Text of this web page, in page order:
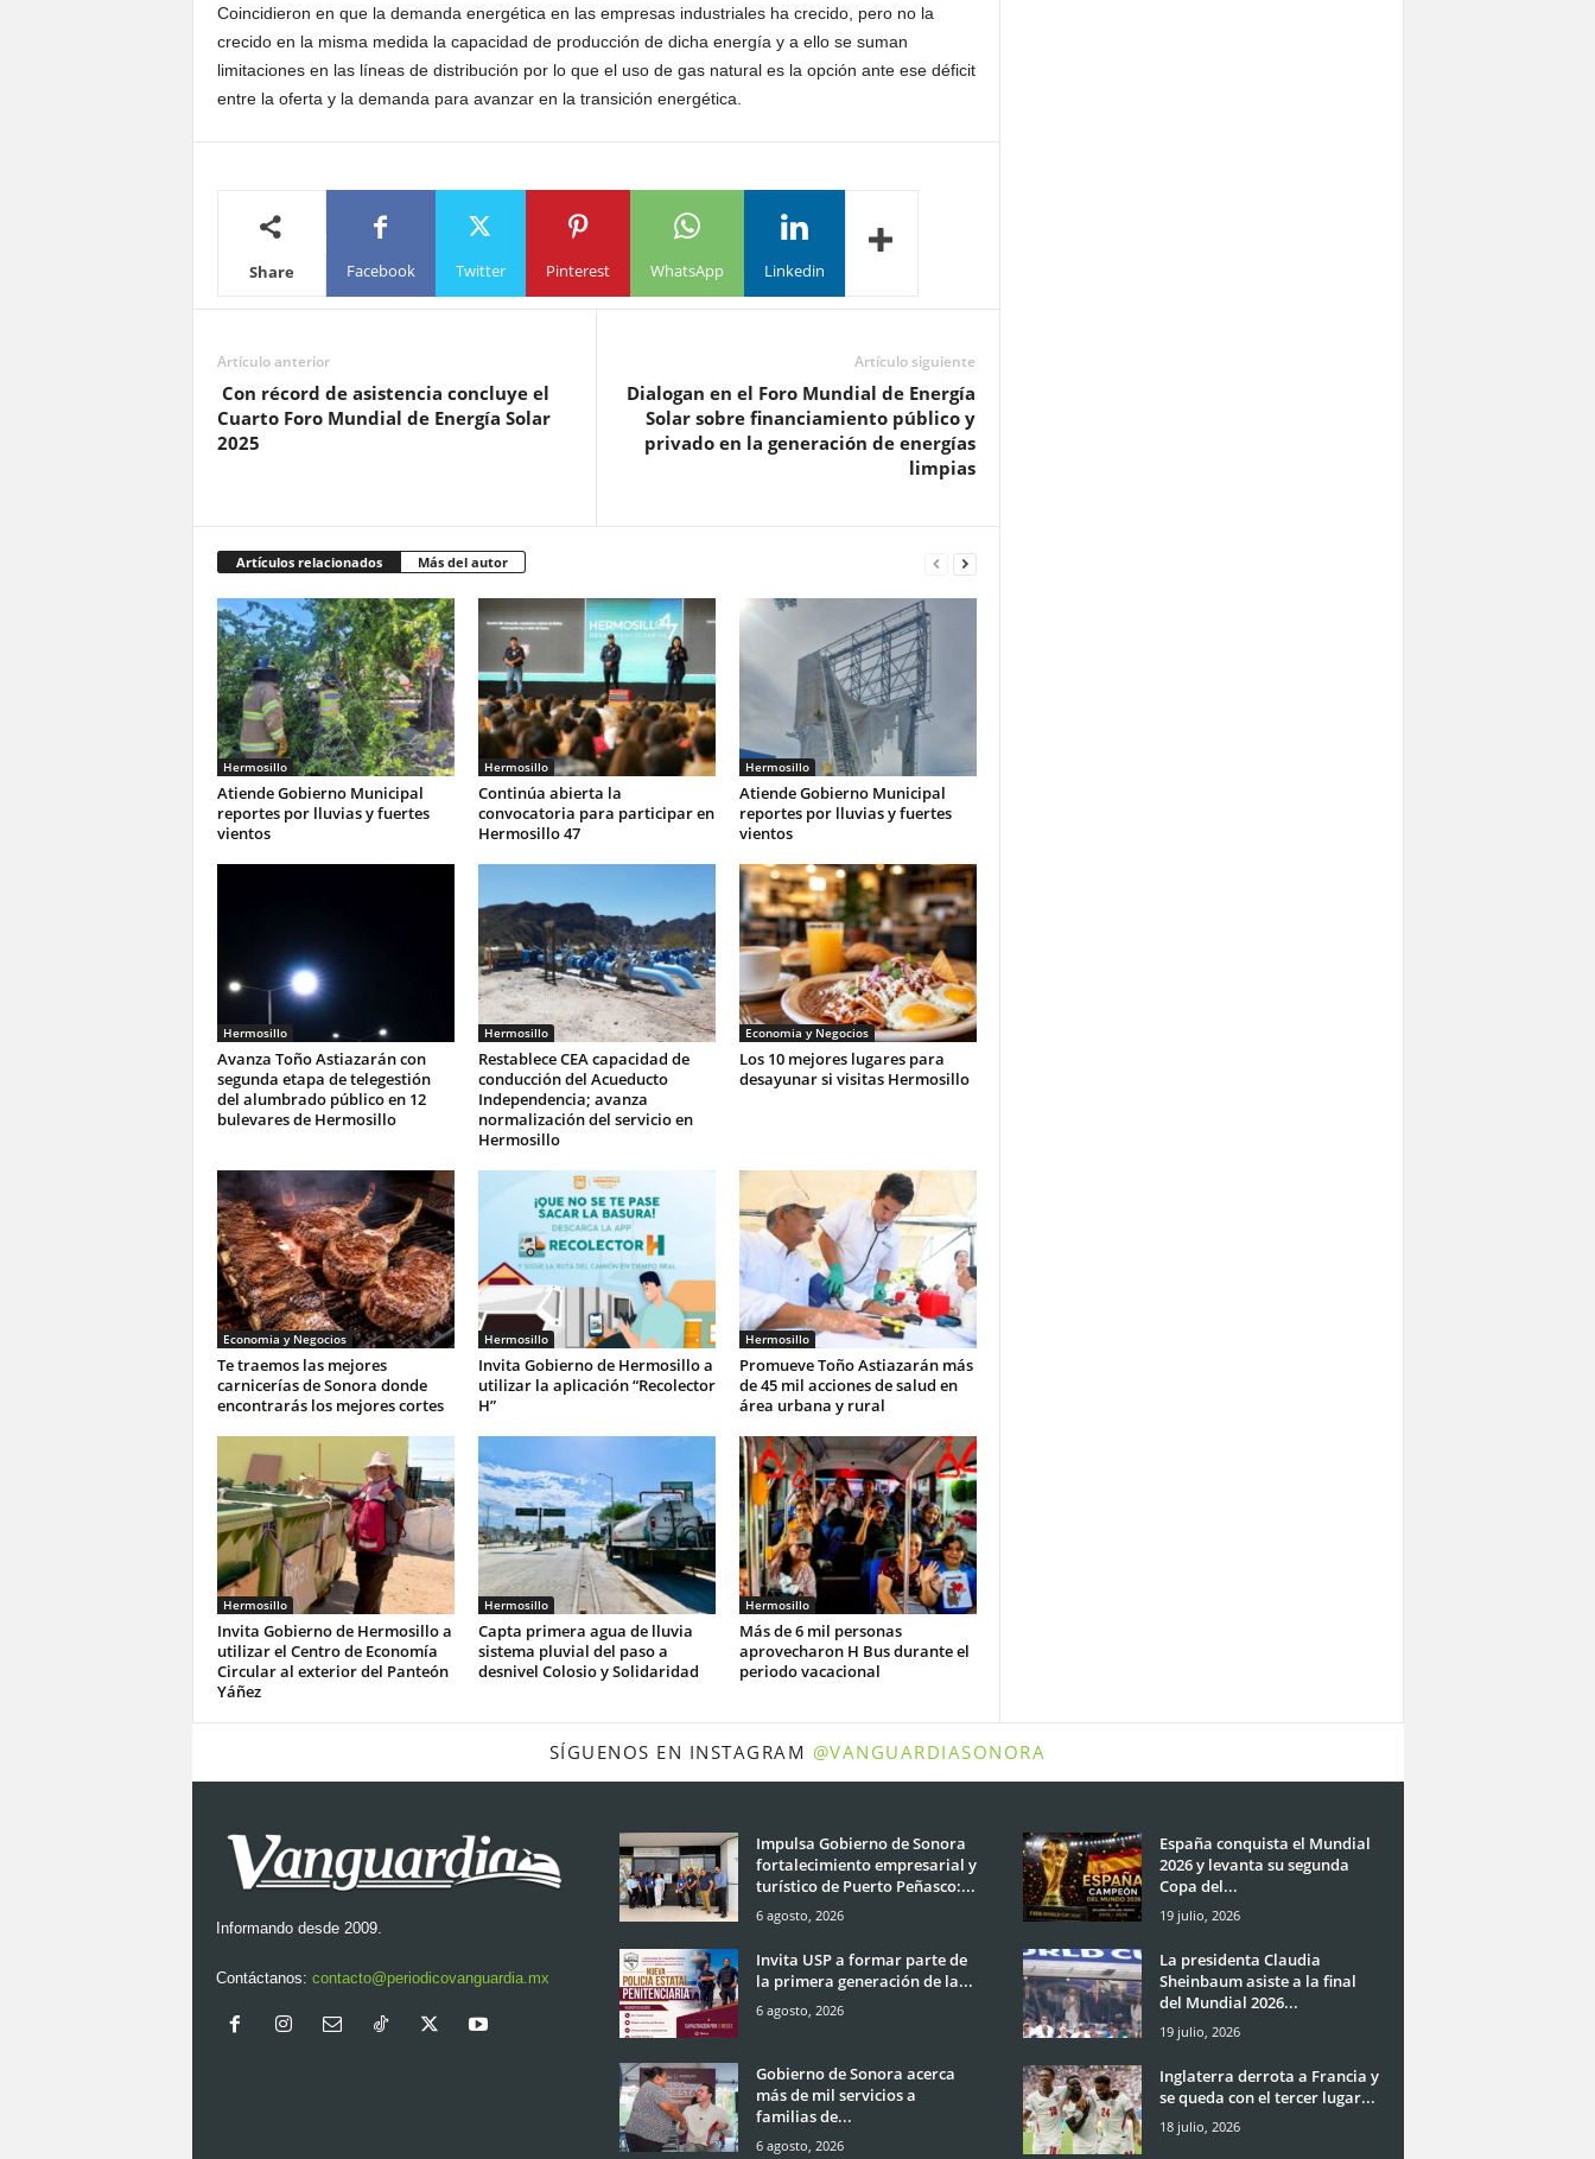
Coincidieron en que la demanda energética en las empresas industriales ha crecido, pero no la
crecido en la misma medida la capacidad de producción de dicha energía y a ello se suman
limitaciones en las líneas de distribución por lo que el uso de gas natural es la opción ante ese déficit
entre la oferta y la demanda para avanzar en la transición energética.
Share Facebook Twitter Pinterest WhatsApp Linkedin
Artículo anterior
Con récord de asistencia concluye el
Cuarto Foro Mundial de Energía Solar
2025
Artículo siguiente
Dialogan en el Foro Mundial de Energía
Solar sobre financiamiento público y
privado en la generación de energías
limpias
Artículos relacionados Más del autor
Hermosillo
Atiende Gobierno Municipal
reportes por lluvias y fuertes
vientos
Hermosillo
Continúa abierta la
convocatoria para participar en
Hermosillo 47
Hermosillo
Atiende Gobierno Municipal
reportes por lluvias y fuertes
vientos
Hermosillo
Avanza Toño Astiazarán con
segunda etapa de telegestión
del alumbrado público en 12
bulevares de Hermosillo
Hermosillo
Restablece CEA capacidad de
conducción del Acueducto
Independencia; avanza
normalización del servicio en
Hermosillo
Economia y Negocios
Los 10 mejores lugares para
desayunar si visitas Hermosillo
Economia y Negocios
Te traemos las mejores
carnicerías de Sonora donde
encontrarás los mejores cortes
Hermosillo
Invita Gobierno de Hermosillo a
utilizar la aplicación “Recolector
H”
Hermosillo
Promueve Toño Astiazarán más
de 45 mil acciones de salud en
área urbana y rural
Hermosillo
Invita Gobierno de Hermosillo a
utilizar el Centro de Economía
Circular al exterior del Panteón
Yáñez
Hermosillo
Capta primera agua de lluvia
sistema pluvial del paso a
desnivel Colosio y Solidaridad
Hermosillo
Más de 6 mil personas
aprovecharon H Bus durante el
periodo vacacional
SÍGUENOS EN INSTAGRAM @VANGUARDIASONORA
Informando desde 2009.
Contáctanos: contacto@periodicovanguardia.mx
Impulsa Gobierno de Sonora
fortalecimiento empresarial y
turístico de Puerto Peñasco:...
6 agosto, 2026
Invita USP a formar parte de
la primera generación de la...
6 agosto, 2026
Gobierno de Sonora acerca
más de mil servicios a
familias de...
6 agosto, 2026
España conquista el Mundial
2026 y levanta su segunda
Copa del...
19 julio, 2026
La presidenta Claudia
Sheinbaum asiste a la final
del Mundial 2026...
19 julio, 2026
Inglaterra derrota a Francia y
se queda con el tercer lugar...
18 julio, 2026